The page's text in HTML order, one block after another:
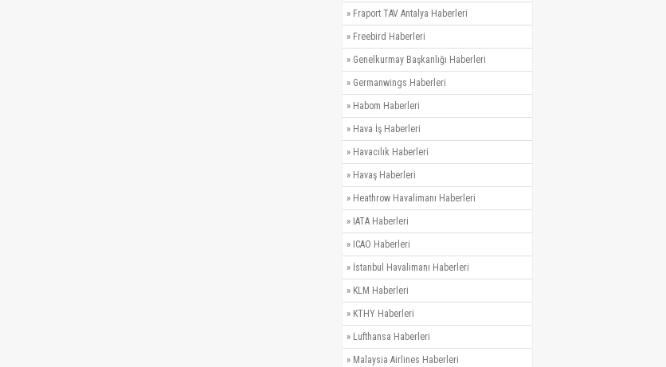
» Fraport TAV Antalya Haberleri
» Freebird Haberleri
» Genelkurmay Başkanlığı Haberleri
» Germanwings Haberleri
» Habom Haberleri
» Hava İş Haberleri
» Havacılık Haberleri
» Havaş Haberleri
» Heathrow Havalimanı Haberleri
» IATA Haberleri
» ICAO Haberleri
» İstanbul Havalimanı Haberleri
» KLM Haberleri
» KTHY Haberleri
» Lufthansa Haberleri
» Malaysia Airlines Haberleri